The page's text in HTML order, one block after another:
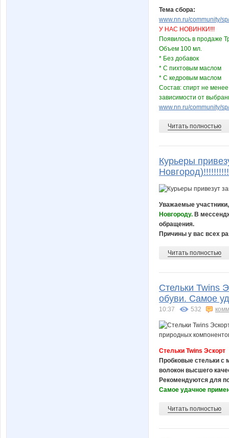
Тема сбора:
www.nn.ru/community/
У НАС НОВИНКИ!!!
Появилось в продаже
Объем 100 мл.
* Без добавок
* С пихтовым маслом
* С кедровым маслом
Состав: спирт не
зависимости от
www.nn.ru/community/
Читать полностью
Курьеры
Уважаемые
Новгороду. В
обращения.
Причины у вас всех
Читать полностью
Стельки Twins
обуви. Самое
10:37 532
Стельки Twins Эскорт
Пробковые стельки с
волокон высшего
Рекомендуются для
Самое удачное
Читать полностью